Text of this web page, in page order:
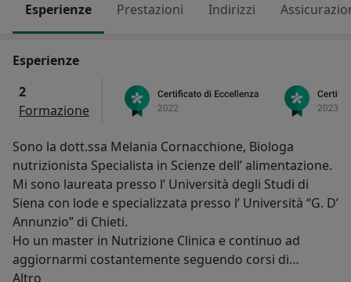
Esperienze Prestazioni Indirizzi
Esperienze
2
Formazione
Sono la dott.ssa Melania Cornacchione, Biologa
nutrizionista Specialista in Scienze dell’ alimentazione.
Mi sono laureata presso l’ Università degli Studi di
Siena con lode e specializzata presso l’ Università “G. D’
Annunzio” di Chieti.
Ho un master in Nutrizione Clinica e continuo ad
aggiornarmi costantemente seguendo corsi di
perfezionamento inerenti la nutrizione umana.
Altro